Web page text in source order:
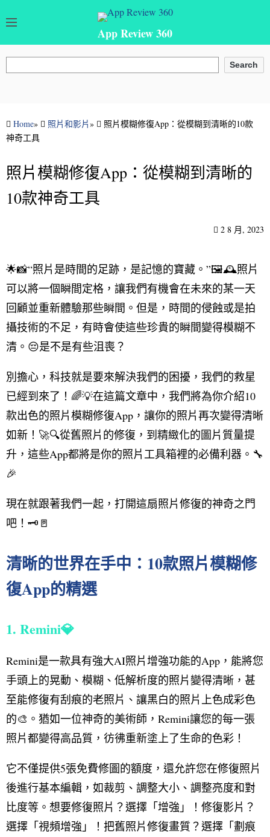
App Review 360
Search
Home» 照片和影片»
照片模糊修復App：從模糊到清晰的10款
神奇工具
照片模糊修復App：從模糊到清晰的
10款神奇工具
2 8 月, 2023
🌟📸“照片是時間的足跡，是記憶的寶藏。”🖼️🕰️照片
可以將一個瞬間定格，讓我們有機會在未來的某一天
回顧並重新體驗那些瞬間。但是，時間的侵蝕或是拍
攝技術的不足，有時會使這些珍貴的瞬間變得模糊不
清。😔是不是有些沮喪？
別擔心，科技就是要來解決我們的困擾，我們的救星
已經到來了！🌈💡在這篇文章中，我們將為你介紹10
款出色的照片模糊修復App，讓你的照片再次變得清晰
如新！🚀🔍從舊照片的修復，到精緻化的圖片質量提
升，這些App都將是你的照片工具箱裡的必備利器。🔧
🎉
現在就跟著我們一起，打開這扇照片修復的神奇之門
吧！🗝️🚪
清晰的世界在手中：10款照片模糊修
復App的精選
1. Remini💎
Remini是一款具有強大AI照片增強功能的App，能將您
手頭上的晃動、模糊、低解析度的照片變得清晰，甚
至能修復有刮痕的老照片、讓黑白的照片上色成彩色
的🎨。猶如一位神奇的美術師，Remini讓您的每一張
照片都變得高品質，彷彿重新塗上了生命的色彩！
它不僅提供5張免費修圖的額度，還允許您在修復照片
後進行基本編輯，如裁剪、調整大小、調整亮度和對
比度等。想要修復照片？選擇「增強」！修復影片？
選擇「視頻增強」！把舊照片修復畫質？選擇「劃痕